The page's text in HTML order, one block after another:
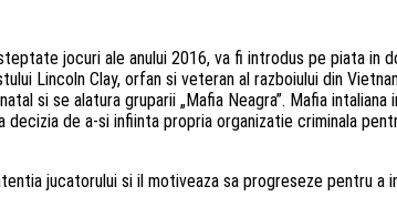
jocuri ale anului 2016, va fi introdus pe piata
Lincoln Clay, orfan si veteran al razboiului din
si se alatura gruparii „Mafia Neagra”. Mafia
de a-si infiinta propria organizatie criminala
jucatorului si il motiveaza sa progreseze pentru a